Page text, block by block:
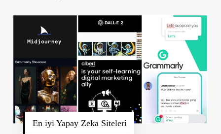
En iyi Yapay Zeka Siteleri